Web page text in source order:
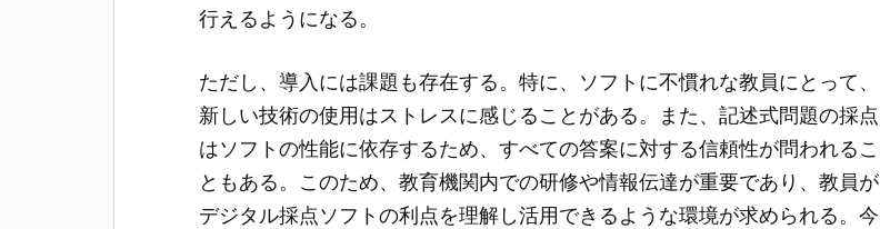
行えるようになる。
ただし、導入には課題も存在する。特に、ソフトに不慣れな教員にとって、
新しい技術の使用はストレスに感じることがある。また、記述式問題の採点
はソフトの性能に依存するため、すべての答案に対する信頼性が問われるこ
ともある。このため、教育機関内での研修や情報伝達が重要であり、教員が
デジタル採点ソフトの利点を理解し活用できるような環境が求められる。今